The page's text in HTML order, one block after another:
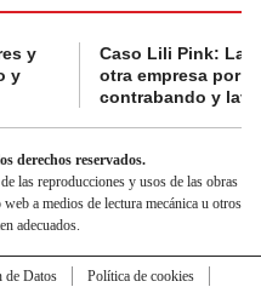
y
y
Caso Lili Pink: La
otra empresa por
contrabando y
derechos reservados.
las reproducciones y usos de las obras
a medios de lectura mecánica u otros
adecuados.
de Datos
Política de cookies